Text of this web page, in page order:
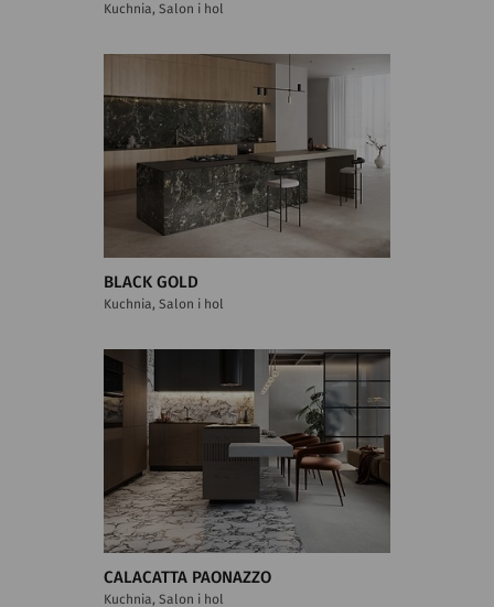
Kuchnia, Salon i hol
BLACK GOLD
Kuchnia, Salon i hol
CALACATTA PAONAZZO
Kuchnia, Salon i hol